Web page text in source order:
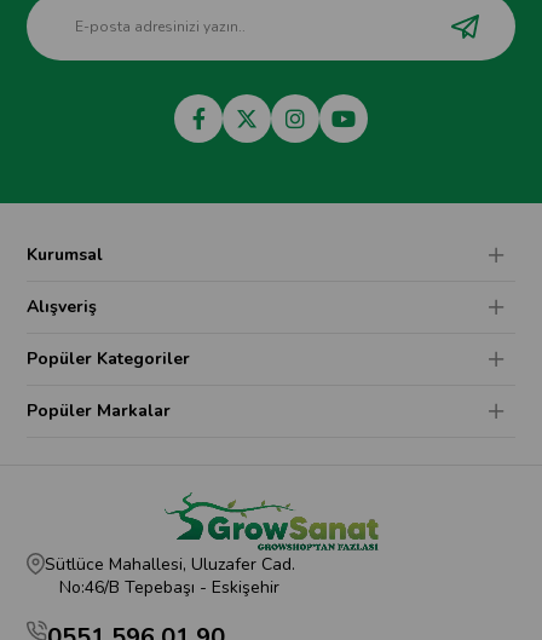
Kurumsal
Alışveriş
Popüler Kategoriler
Popüler Markalar
Sütlüce Mahallesi, Uluzafer Cad.
No:46/B Tepebaşı - Eskişehir